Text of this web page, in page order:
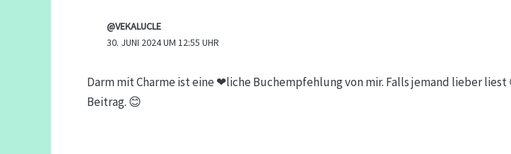
@VEKALUCLE
30. JUNI 2024 UM 12:55 UHR
Darm mit Charme ist eine ❤liche Buchempfehlung von mir. Falls jemand lieber liest
Beitrag. 😊